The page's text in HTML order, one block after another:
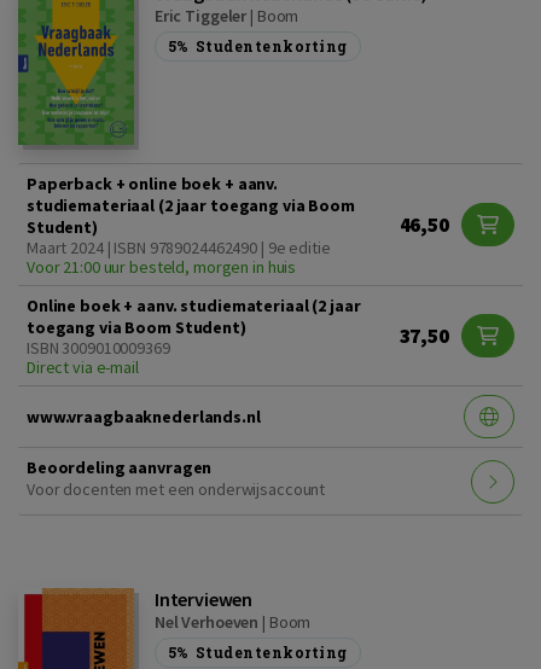
Eric Tiggeler | Boom
5% Studentenkorting
Paperback + online boek + aanv.
studiemateriaal (2 jaar toegang via Boom
Student)
Maart 2024 | ISBN 9789024462490 | 9e editie
Voor 21:00 uur besteld, morgen in huis
46,50
Online boek + aanv. studiemateriaal (2 jaar
toegang via Boom Student)
ISBN 3009010009369
Direct via e-mail
37,50
www.vraagbaaknederlands.nl
Beoordeling aanvragen
Voor docenten met een onderwijsaccount
Interviewen
Nel Verhoeven | Boom
5% Studentenkorting